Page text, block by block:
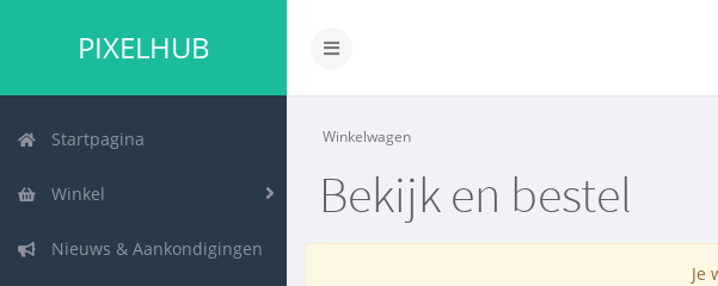
PIXELHUB
Navigatie
Startpagina
Winkel
Nieuws & Aankondigingen
Winkelwagen
Bekijk en bestel
Je